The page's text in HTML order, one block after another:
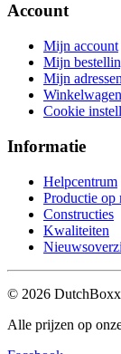
Account
Mijn account
Mijn
Mijn adressen
Winkelwagen
Cookie
Informatie
Helpcentrum
Productie op
Constructies
Kwaliteiten
© 2026 DutchBoxx
Alle prijzen op